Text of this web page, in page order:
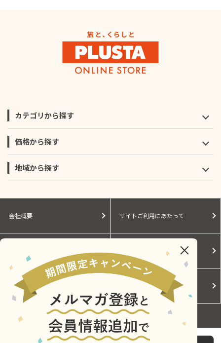
カテゴリから探す
価格から探す
地域から探す
会社概要 サイトご利用にあたって
Cookieポリシー ご利用規約
お問い合わせ
ｼﾝｶﾝｾﾝｽｺﾞｲｶﾀｲｱｲｽ 詰合せ11個入り（ﾊﾞﾆﾗ4+メロン3+い